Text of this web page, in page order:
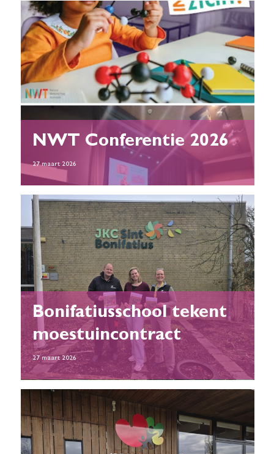
NWT Conferentie 2026
27 maart 2026
Bonifatiusschool tekent
moestuincontract
27 maart 2026